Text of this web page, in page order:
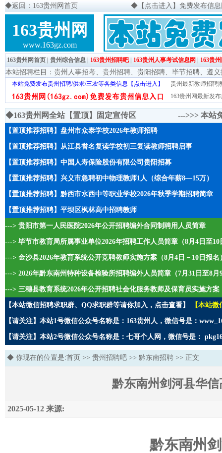
◆返回：163贵州网首页 ◆ 【点击进入】免费发布信
163贵州网
www.163gz.com
163贵州网首页 贵州综合信息 163贵州招聘吧| 163贵州人事考试信息网 163贵
本站招聘栏目： 贵州人事招考、 贵州招聘、 贵阳招聘、 毕节招聘、 遵义
本站免费发布贵州招聘/供求/三农等各类信息【点击进入】
贵州最新教师招聘|
163贵州网最新发
◆163贵州网全站【置顶】固定宣传区 --->>> 本站
【置顶推荐招聘】盘州市众泰学校2026年教师招聘
【置顶推荐招聘】从江县誉名复读学校初三复读教师招聘启事
【置顶推荐招聘】中国人寿保险股份有限公司贵阳招募
【置顶推荐招聘】兴义市急聘初中物理教师1人（综合年薪8—15万）
【置顶推荐招聘】黔西市水西中等职业学校2026年秋季学期招聘简章
【置顶推荐招聘】平坝区枫林高中招聘教师
---> 贵阳市第一人民医院2026年公开招聘编外合同制聘用人员简章
---> 毕节市教育局所属事业单位2026年招聘工作人员简章（8月4日至10
---> 金沙县2026年教育系统公开竞聘教师实施方案（8月4日－10日报名
---> 2026年黔东南州特种设备检验所招聘编外人员简章（7月31日至8月
---> 三穗县教育系统2026年公开招聘社会化服务教师及保育员实施方
【本站微信招聘求职群、QQ求职群等请你加入，点击查看】 【本站
【请关注】本站1号微信公众号名称是：163贵州人，微信号是：
【请关注】本站2号微信公众号名称是：七哥个人网，微信号是：
◆ 你现在的位置是:首页 >> 贵州招聘吧 >> 黔东南招聘 >> 正文
黔东南州剑河县华
2025-05-12 来源:
黔东南州